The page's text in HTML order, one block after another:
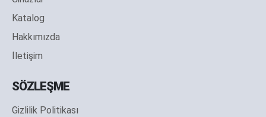
Katalog
Hakkımızda
İletişim
SÖZLEŞME
Gizlilik Politikası